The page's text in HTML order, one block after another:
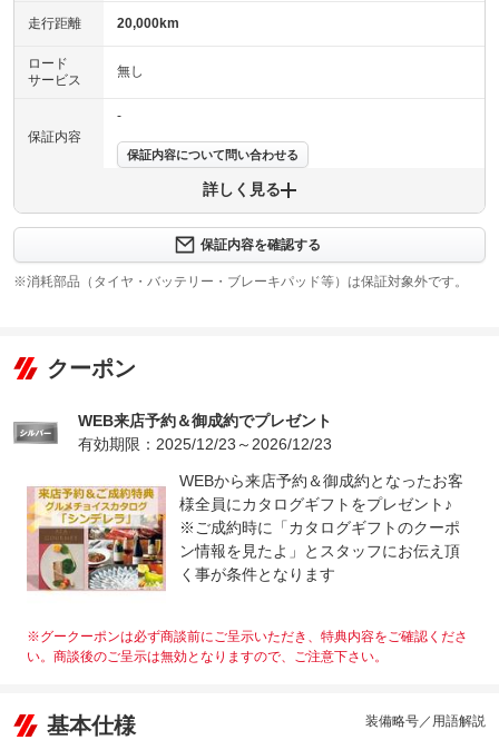
走行距離 20,000km
ロード
サービス
無し
保証内容
-
保証内容について問い合わせる
上限金額
保証修理
-
法定整備
整備付 法定12ヶ月または法定24ヶ月点検整備付
※車検なし・車検整備付の場合は法定24ヶ月点検整備付
法定整備
について
定期点検整備：付、定期点検整備料金：車両価格に含む
詳しく見る
保証内容を確認する
※消耗部品（タイヤ・バッテリー・ブレーキパッド等）は保証対象外です。
クーポン
WEB来店予約＆御成約でプレゼント
有効期限：2025/12/23～2026/12/23
WEBから来店予約＆御成約となったお客
様全員にカタログギフトをプレゼント♪
※ご成約時に「カタログギフトのクーポ
ン情報を見たよ」とスタッフにお伝え頂
く事が条件となります
※グークーポンは必ず商談前にご呈示いただき、特典内容をご確認くださ
い。商談後のご呈示は無効となりますので、ご注意下さい。
基本仕様 装備略号／用語解説